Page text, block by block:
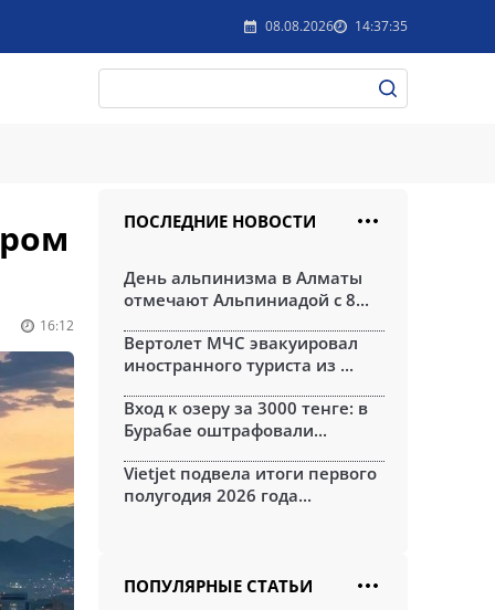
08.08.2026 14:37:35
16:12
ПОСЛЕДНИЕ НОВОСТИ
День альпинизма в Алматы
отмечают Альпиниадой с 8...
Вертолет МЧС эвакуировал
иностранного туриста из ...
Вход к озеру за 3000 тенге: в
Бурабае оштрафовали...
Vietjet подвела итоги первого
полугодия 2026 года...
ПОПУЛЯРНЫЕ СТАТЬИ